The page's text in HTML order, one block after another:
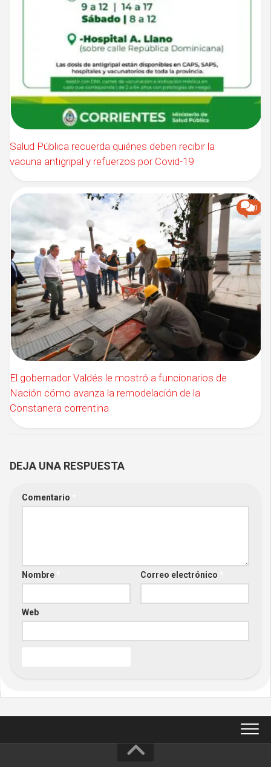
Salud Pública recuerda quiénes deben recibir la
vacuna antigripal y refuerzos por Covid-19
0
El gobernador Valdés le mostró a funcionarios de
Nación cómo avanza la remodelación de la
Constanera correntina
DEJA UNA RESPUESTA
Comentario
Nombre Correo electrónico
Web